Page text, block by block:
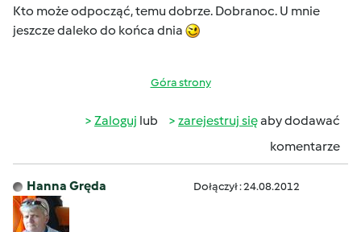
Kto może odpocząć, temu dobrze. Dobranoc. U mnie
jeszcze daleko do końca dnia
Góra strony
Zaloguj lub zarejestruj sięaby dodawać
komentarze
Hanna Gręda Dołączył : 24.08.2012